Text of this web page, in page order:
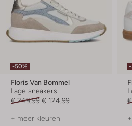
-50%
Floris Van Bommel
Lage sneakers
€ 249,99 € 124,99
+ meer kleuren